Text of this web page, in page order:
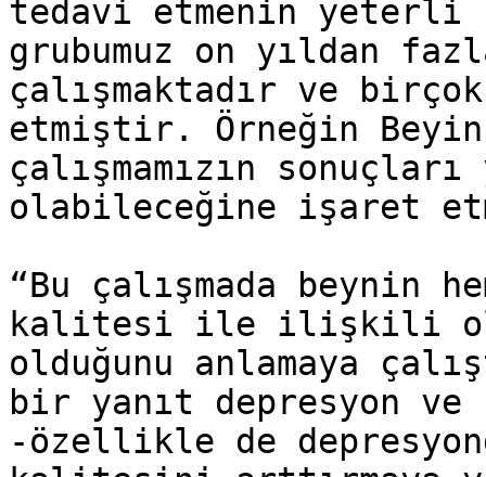
tedavi etmenin yeterli
grubumuz on yıldan
çalışmaktadır ve
etmiştir. Örneğin
çalışmamızın
olabileceğine işaret
“Bu çalışmada beynin
kalitesi ile ilişkili
olduğunu anlamaya
bir yanıt depresyon
-özellikle de